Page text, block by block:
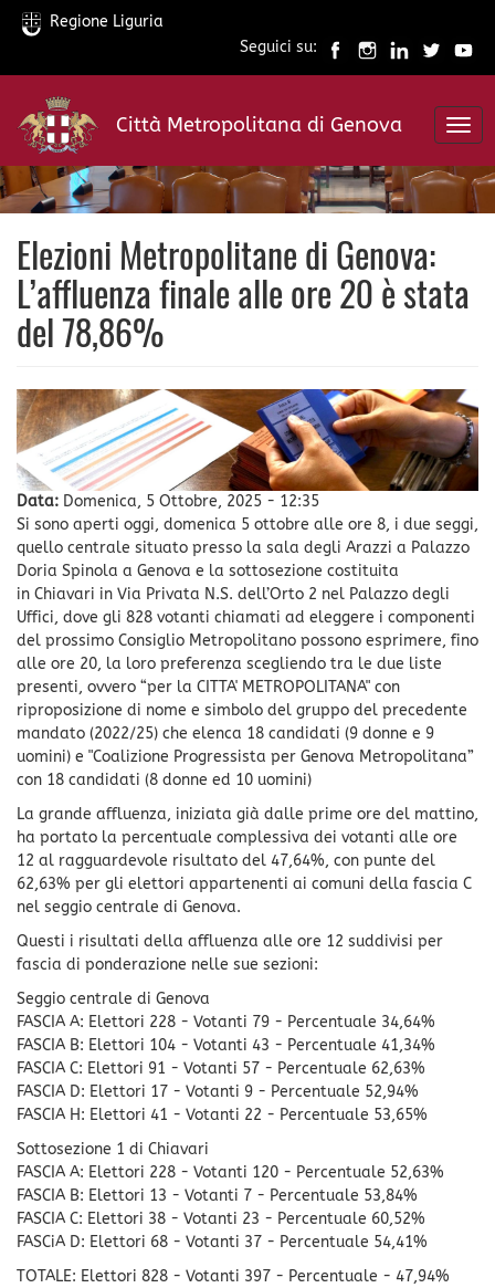
Salta
contenuto
principale
Regione Liguria
Seguici su:
Città Metropolitana di Genova
Elezioni Metropolitane di Genova:
L’affluenza finale alle ore 20 è stata
del 78,86%
Data: Domenica, 5 Ottobre, 2025 - 12:35
Si sono aperti oggi, domenica 5 ottobre alle ore 8, i due seggi,
quello centrale situato presso la sala degli Arazzi a Palazzo
Doria Spinola a Genova e la sottosezione costituita
in Chiavari in Via Privata N.S. dell’Orto 2 nel Palazzo degli
Uffici, dove gli 828 votanti chiamati ad eleggere i componenti
del prossimo Consiglio Metropolitano possono esprimere, fino
alle ore 20, la loro preferenza scegliendo tra le due liste
presenti, ovvero “per la CITTA' METROPOLITANA" con
riproposizione di nome e simbolo del gruppo del precedente
mandato (2022/25) che elenca 18 candidati (9 donne e 9
uomini) e "Coalizione Progressista per Genova Metropolitana”
con 18 candidati (8 donne ed 10 uomini)
La grande affluenza, iniziata già dalle prime ore del mattino,
ha portato la percentuale complessiva dei votanti alle ore
12 al ragguardevole risultato del 47,64%, con punte del
62,63% per gli elettori appartenenti ai comuni della fascia C
nel seggio centrale di Genova.
Questi i risultati della affluenza alle ore 12 suddivisi per
fascia di ponderazione nelle sue sezioni:
Seggio centrale di Genova
FASCIA A: Elettori 228 - Votanti 79 - Percentuale 34,64%
FASCIA B: Elettori 104 - Votanti 43 - Percentuale 41,34%
FASCIA C: Elettori 91 - Votanti 57 - Percentuale 62,63%
FASCIA D: Elettori 17 - Votanti 9 - Percentuale 52,94%
FASCIA H: Elettori 41 - Votanti 22 - Percentuale 53,65%
Sottosezione 1 di Chiavari
FASCIA A: Elettori 228 - Votanti 120 - Percentuale 52,63%
FASCIA B: Elettori 13 - Votanti 7 - Percentuale 53,84%
FASCIA C: Elettori 38 - Votanti 23 - Percentuale 60,52%
FASCiA D: Elettori 68 - Votanti 37 - Percentuale 54,41%
TOTALE: Elettori 828 - Votanti 397 - Percentuale - 47,94%